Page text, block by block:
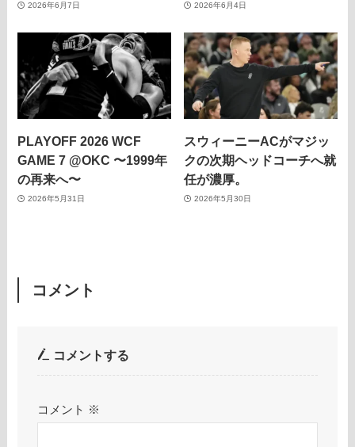
2026年6月7日 2026年6月4日
PLAYOFF 2026 WCF
GAME 7 @OKC 〜1999年
の再来へ〜
2026年5月31日
スウィーニーACがマジッ
クの次期ヘッドコーチへ就
任が濃厚。
2026年5月30日
コメント
コメントする
コメント ※